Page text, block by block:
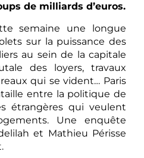
de milliards d’euros.
semaine une longue
sur la puissance des
au sein de la capitale
des loyers, travaux
qui se vident… Paris
entre la politique de
étrangères qui veulent
Une enquête
et Mathieu Périsse